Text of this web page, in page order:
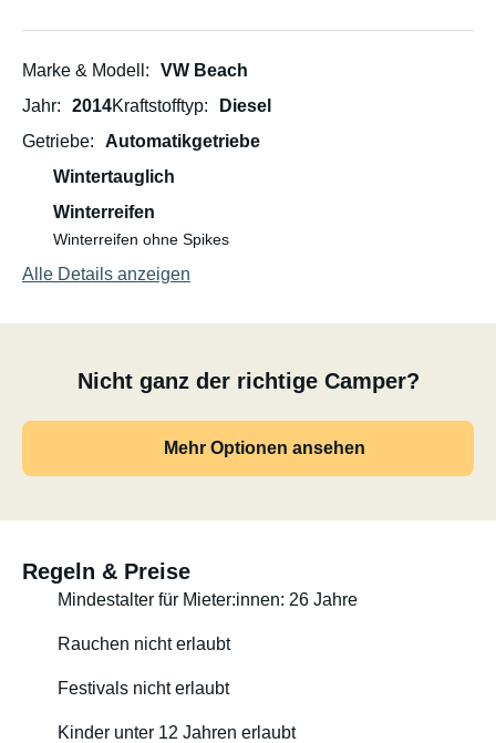
Marke & Modell
VW Beach
Jahr
2014Kraftstofftyp
Diesel
Getriebe
Automatikgetriebe
Wintertauglich
Winterreifen
Winterreifen ohne Spikes
Alle Details anzeigen
Nicht ganz der richtige Camper?
Mehr Optionen ansehen
Regeln & Preise
Mindestalter für Mieter:innen: 26 Jahre
Rauchen nicht erlaubt
Festivals nicht erlaubt
Kinder unter 12 Jahren erlaubt